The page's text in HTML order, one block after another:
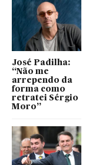
José Padilha:
“Não me
arrependo da
forma como
retratei Sérgio
Moro”